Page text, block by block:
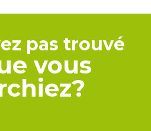
pas trouvé
vous